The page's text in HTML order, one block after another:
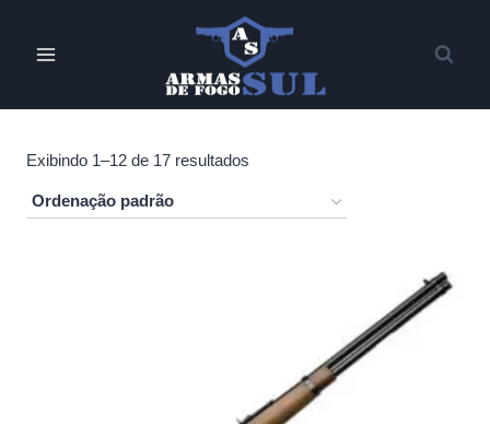
Exibindo 1–12 de 17 resultados